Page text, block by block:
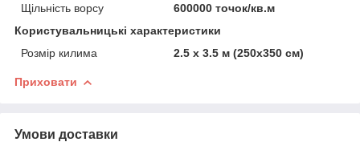
Щільність ворсу
600000 точок/кв.м
Користувальницькі характеристики
Розмір килима
2.5 х 3.5 м (250х350 см)
Приховати
Умови доставки